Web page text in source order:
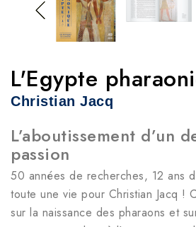
L'Egypte
Christian Jacq
L’aboutissement d’un
passion
50 années de recherches, 12 ans
toute une vie pour Christian Jacq !
sur la naissance des pharaons et